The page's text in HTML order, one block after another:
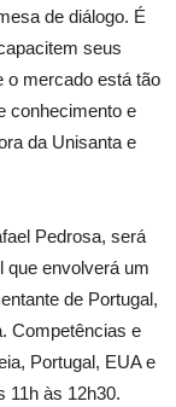
de diálogo. É
seus
o mercado está tão
conhecimento e
da Unisanta e
Pedrosa, será
que envolverá um
de Portugal,
Competências e
Portugal, EUA e
11h às 12h30.